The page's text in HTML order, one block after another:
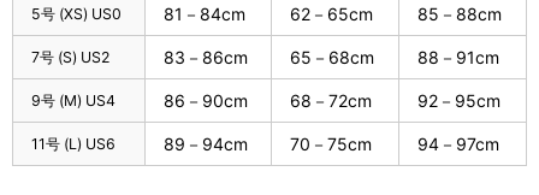
5号 (XS) US0 81－84cm 62－65cm 85－88cm
7号 (S) US2 83－86cm 65－68cm 88－91cm
9号 (M) US4 86－90cm 68－72cm 92－95cm
11号 (L) US6 89－94cm 70－75cm 94－97cm